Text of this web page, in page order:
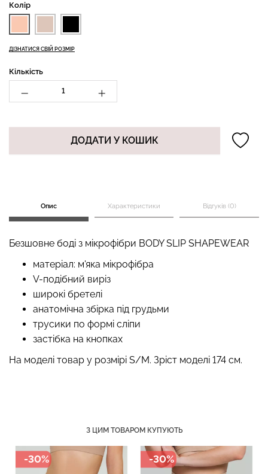
Колір
ДІЗНАТИСЯ СВІЙ РОЗМІР
Кількість
ДОДАТИ У КОШИК
Опис Характеристики Відгуків (0)
Безшовне боді з мікрофібри BODY SLIP SHAPEWEAR
матеріал: м'яка мікрофібра
V-подібний виріз
широкі бретелі
анатомічна збірка під грудьми
трусики по формі сліпи
застібка на кнопках
На моделі товар у розмірі S/M. Зріст моделі 174 см.
З ЦИМ ТОВАРОМ КУПУЮТЬ
-30% -30%
CAMI TOP RIB black
(чорний) Giulia
BRIEFS (чорний) Giulia
279 грн.399 грн.